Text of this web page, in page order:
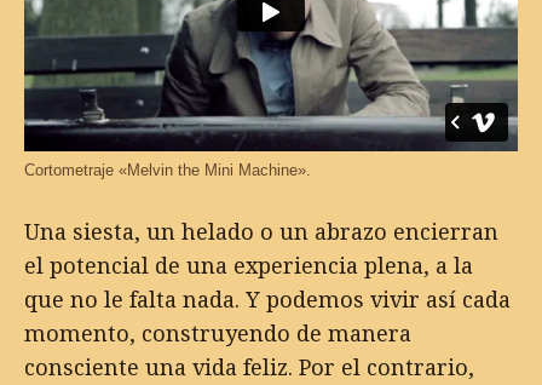
Cortometraje «Melvin the Mini Machine».
Una siesta, un helado o un abrazo encierran
el potencial de una experiencia plena, a la
que no le falta nada. Y podemos vivir así cada
momento, construyendo de manera
consciente una vida feliz. Por el contrario,